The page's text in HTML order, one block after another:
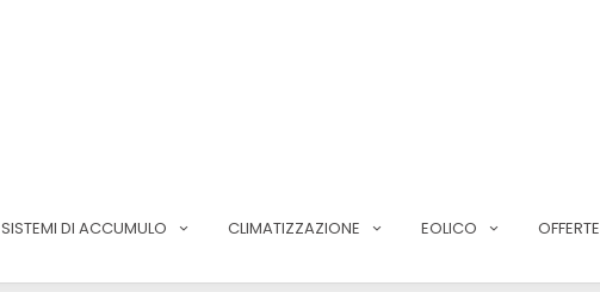
SISTEMI DI ACCUMULO CLIMATIZZAZIONE EOLICO OFFERTE